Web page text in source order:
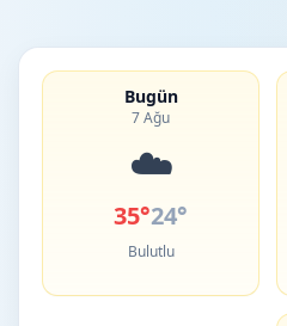
Bugün
7 Ağu
☁️
35°24°
Bulutlu